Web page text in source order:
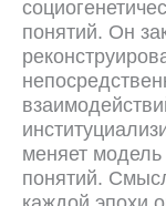
понятий. Он
меняет
понятий.